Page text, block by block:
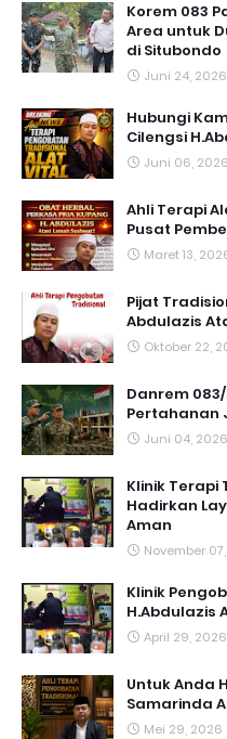
Korem 083
Area untuk
di Situbondo
Juni 24, 2026
Hubungi
Cilengsi
Juni 06, 2026
Ahli Terapi
Pusat
Maret 13,
Pijat
Abdulazis
Oktober 22,
Danrem
Pertahanan
Juni 04, 2026
Klinik Terapi
Hadirkan
Aman
November
Klinik
H.Abdulazis
April 29, 2026
Untuk Anda
Samarinda
Mei 29, 2026